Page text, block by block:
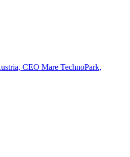
CEO Mare TechnoPark,